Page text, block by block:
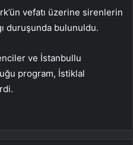
vefatı üzerine sirenlerin
duruşunda bulunuldu.
ve İstanbullu
program, İstiklal